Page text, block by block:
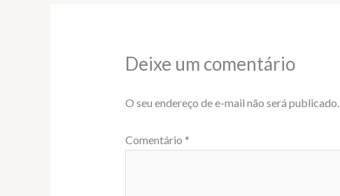
Deixe um comentário
O seu endereço de e-mail não será publicado.
Comentário *